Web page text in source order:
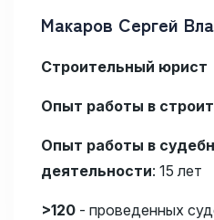
Макаров Сергей
Строительный юрист
Опыт работы в
Опыт работы в
деятельности: 15 лет
>120 - проведенных